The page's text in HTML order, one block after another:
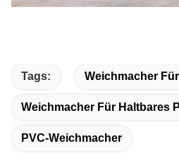
Tags: Weichmacher
Weichmacher Für Haltbares
PVC-Weichmacher